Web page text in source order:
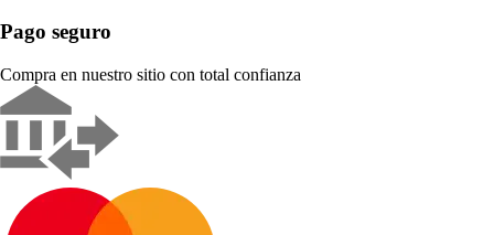
Pago seguro
Compra en nuestro sitio con total confianza